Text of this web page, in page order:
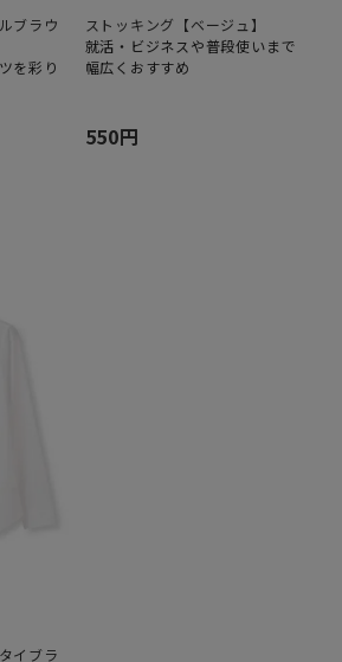
ブラウ
を彩り
ストッキング【ベージュ】
就活・ビジネスや普段使いまで
幅広くおすすめ
550円
イブラ